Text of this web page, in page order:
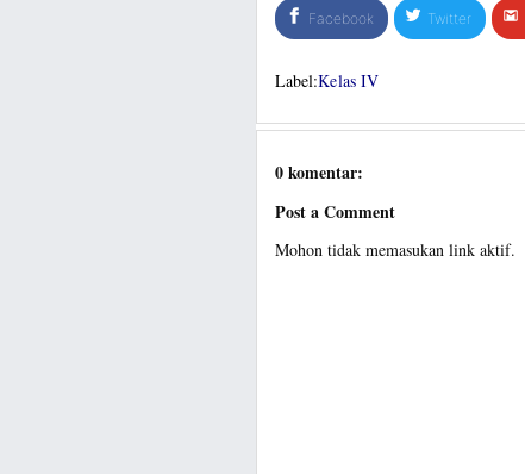
Facebook Twitter
Label:Kelas IV
0 komentar:
Post a Comment
Mohon tidak memasukan link aktif.